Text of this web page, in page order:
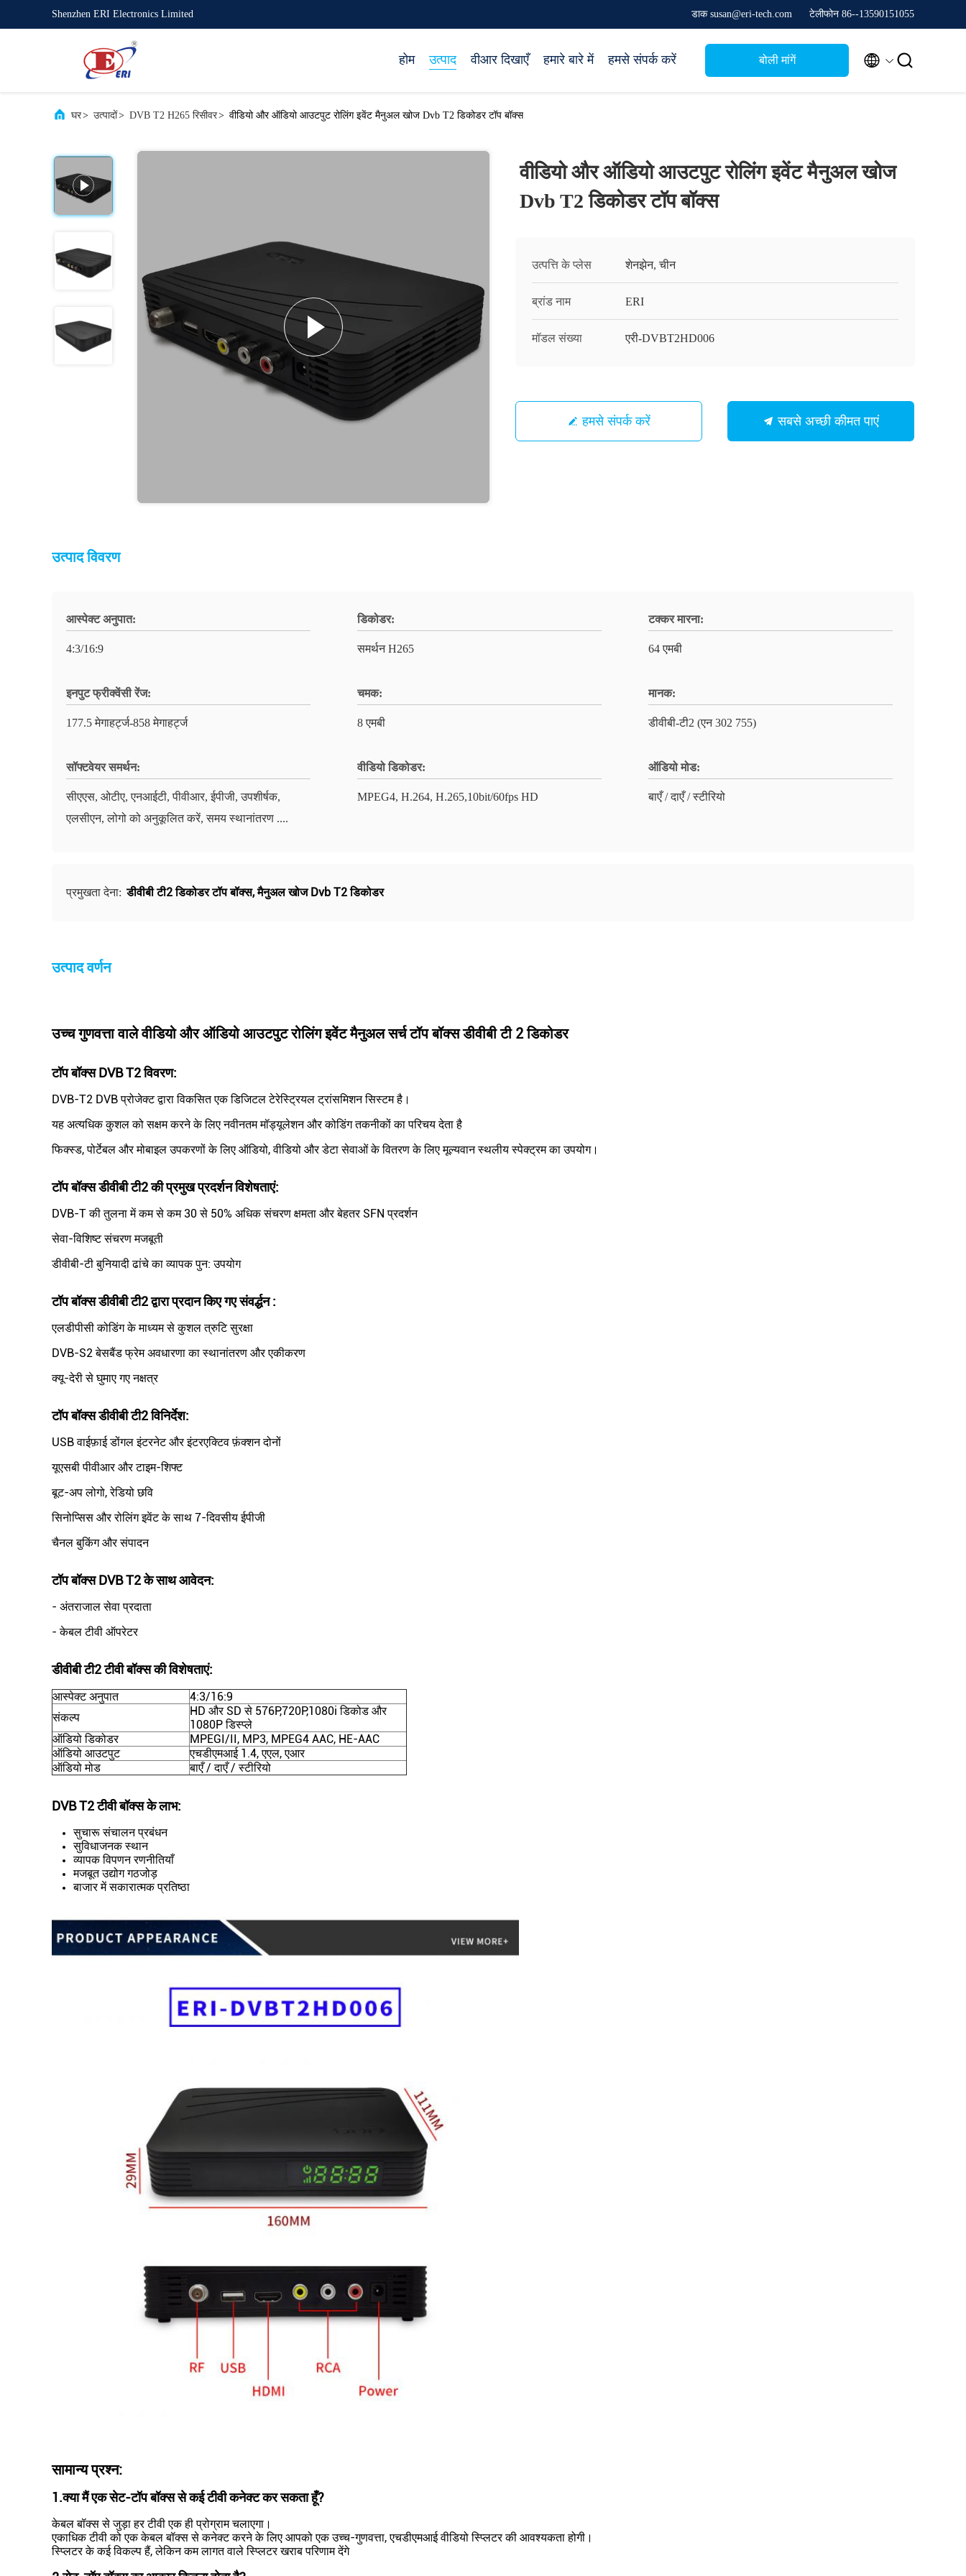
Shenzhen ERI Electronics Limited डाक susan@eri-tech.com टेलीफोन 86--13590151055
होम उत्पाद वीआर दिखाएँ हमारे बारे में हमसे संपर्क करें बोली मांगें  
घर> उत्पादों> DVB T2 H265 रिसीवर> वीडियो और ऑडियो आउटपुट रोलिंग इवेंट मैनुअल खोज Dvb T2 डिकोडर टॉप बॉक्स
वीडियो और ऑडियो आउटपुट रोलिंग इवेंट मैनुअल खोज
Dvb T2 डिकोडर टॉप बॉक्स
उत्पत्ति के प्लेस शेनझेन, चीन
ब्रांड नाम ERI
मॉडल संख्या एरी-DVBT2HD006
हमसे संपर्क करें सबसे अच्छी कीमत पाएं
उत्पाद विवरण
आस्पेक्ट अनुपात:
4:3/16:9
डिकोडर:
समर्थन H265
टक्कर मारना:
64 एमबी
इनपुट फ्रीक्वेंसी रेंज:
177.5 मेगाहर्ट्ज-858 मेगाहर्ट्ज
चमक:
8 एमबी
मानक:
डीवीबी-टी2 (एन 302 755)
सॉफ्टवेयर समर्थन:
सीएएस, ओटीए, एनआईटी, पीवीआर, ईपीजी, उपशीर्षक,
एलसीएन, लोगो को अनुकूलित करें, समय स्थानांतरण ....
वीडियो डिकोडर:
MPEG4, H.264, H.265,10bit/60fps HD
ऑडियो मोड:
बाएँ / दाएँ / स्टीरियो
प्रमुखता देना: डीवीबी टी2 डिकोडर टॉप बॉक्स,मैनुअल खोज Dvb T2 डिकोडर
उत्पाद वर्णन
उच्च गुणवत्ता वाले वीडियो और ऑडियो आउटपुट रोलिंग इवेंट मैनुअल सर्च टॉप बॉक्स डीवीबी टी 2 डिकोडर
टॉप बॉक्स DVB T2 विवरण:
DVB-T2 DVB प्रोजेक्ट द्वारा विकसित एक डिजिटल टेरेस्ट्रियल ट्रांसमिशन सिस्टम है।
यह अत्यधिक कुशल को सक्षम करने के लिए नवीनतम मॉड्यूलेशन और कोडिंग तकनीकों का परिचय देता है
फिक्स्ड, पोर्टेबल और मोबाइल उपकरणों के लिए ऑडियो, वीडियो और डेटा सेवाओं के वितरण के लिए मूल्यवान स्थलीय स्पेक्ट्रम का उपयोग।
टॉप बॉक्स डीवीबी टी2 की प्रमुख प्रदर्शन विशेषताएं:
DVB-T की तुलना में कम से कम 30 से 50% अधिक संचरण क्षमता और बेहतर SFN प्रदर्शन
सेवा-विशिष्ट संचरण मजबूती
डीवीबी-टी बुनियादी ढांचे का व्यापक पुन: उपयोग
टॉप बॉक्स डीवीबी टी2 द्वारा प्रदान किए गए संवर्द्धन :
एलडीपीसी कोडिंग के माध्यम से कुशल त्रुटि सुरक्षा
DVB-S2 बेसबैंड फ्रेम अवधारणा का स्थानांतरण और एकीकरण
क्यू-देरी से घुमाए गए नक्षत्र
टॉप बॉक्स डीवीबी टी2विनिर्देश:
USB वाईफ़ाई डोंगल इंटरनेट और इंटरएक्टिव फ़ंक्शन दोनों
यूएसबी पीवीआर और टाइम-शिफ्ट
बूट-अप लोगो, रेडियो छवि
सिनोप्सिस और रोलिंग इवेंट के साथ 7-दिवसीय ईपीजी
चैनल बुकिंग और संपादन
टॉप बॉक्स DVB T2 के साथ आवेदन:
- अंतराजाल सेवा प्रदाता
- केबल टीवी ऑपरेटर
डीवीबी टी2 टीवी बॉक्स की विशेषताएं:
आस्पेक्ट अनुपात
4:3/16:9
संकल्प
HD और SD से 576P,720P,1080i डिकोड और
1080P डिस्प्ले
ऑडियो डिकोडर
MPEGI/II, MP3, MPEG4 AAC, HE-AAC
ऑडियो आउटपुट
एचडीएमआई 1.4, एएल, एआर
ऑडियो मोड
बाएँ / दाएँ / स्टीरियो
DVB T2 टीवी बॉक्स के लाभ:
सुचारू संचालन प्रबंधन
सुविधाजनक स्थान
व्यापक विपणन रणनीतियाँ
मजबूत उद्योग गठजोड़
बाजार में सकारात्मक प्रतिष्ठा
सामान्य प्रश्न:
1.क्या मैं एक सेट-टॉप बॉक्स से कई टीवी कनेक्ट कर सकता हूँ?
केबल बॉक्स से जुड़ा हर टीवी एक ही प्रोग्राम चलाएगा।
एकाधिक टीवी को एक केबल बॉक्स से कनेक्ट करने के लिए आपको एक उच्च-गुणवत्ता, एचडीएमआई वीडियो स्प्लिटर की आवश्यकता होगी।
स्प्लिटर के कई विकल्प हैं, लेकिन कम लागत वाले स्प्लिटर खराब परिणाम देंगे